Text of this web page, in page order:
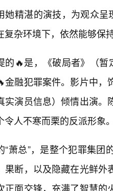
她精湛的演技，为观众呈
复杂环境下，依然能够保
的🔥是，《破局者》（
金融犯罪案件。影片中
实演员信息）倾情出演
令人不寒而栗的反派形象
“萧总”，是整个犯罪集
果断，以及隐藏在光鲜
正面交锋，充满了智慧